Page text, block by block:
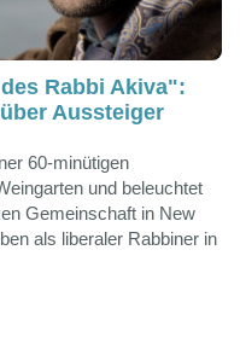
Rabbi Akiva":
Aussteiger
60-minütigen
und beleuchtet
Gemeinschaft in New
als liberaler Rabbiner in